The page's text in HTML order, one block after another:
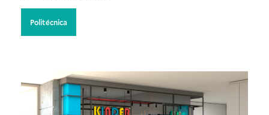
Politécnica